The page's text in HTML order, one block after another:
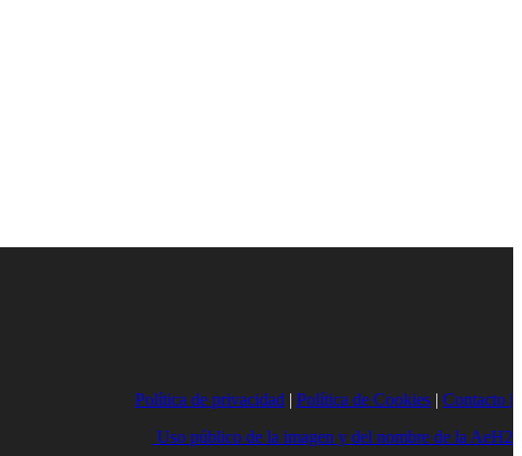
Política de privacidad | Política de Cookies | Contacto |
Uso público de la imagen y del nombre de la AeH2